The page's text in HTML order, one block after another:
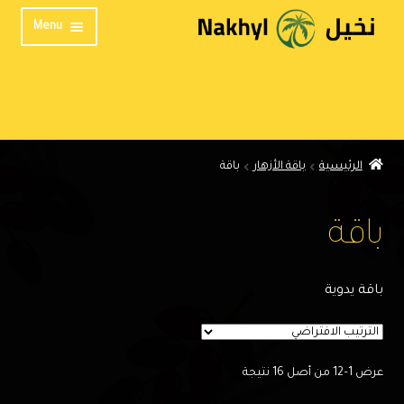
Skip
to
Skip
to
Menu
المنتدى
تواصل معنا
English
الرئيسية باقة الأزهار باقة
باقة
باقة يدوية
عرض 1–12 من أصل 16 نتيجة